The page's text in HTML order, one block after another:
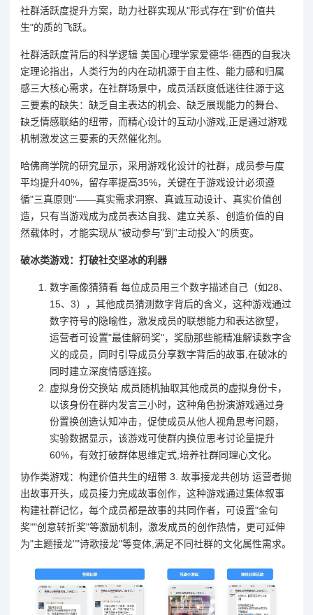
社群活跃度提升方案，助力社群实现从"形式存在"到"价值共
生"的质的飞跃。
社群活跃度背后的科学逻辑 美国心理学家爱德华·德西的自我决
定理论指出，人类行为的内在动机源于自主性、能力感和归属
感三大核心需求，在社群场景中，成员活跃度低迷往往源于这
三要素的缺失：缺乏自主表达的机会、缺乏展现能力的舞台、
缺乏情感联结的纽带，而精心设计的互动小游戏,正是通过游戏
机制激发这三要素的天然催化剂。
哈佛商学院的研究显示，采用游戏化设计的社群，成员参与度
平均提升40%，留存率提高35%，关键在于游戏设计必须遵
循"三真原则"——真实需求洞察、真诚互动设计、真实价值创
造，只有当游戏成为成员表达自我、建立关系、创造价值的自
然载体时，才能实现从"被动参与"到"主动投入"的质变。
破冰类游戏：打破社交坚冰的利器
数字画像猜猜看 每位成员用三个数字描述自己（如28、
15、3），其他成员猜测数字背后的含义，这种游戏通过
数字符号的隐喻性，激发成员的联想能力和表达欲望，
运营者可设置"最佳解码奖"，奖励那些能精准解读数字含
义的成员，同时引导成员分享数字背后的故事,在破冰的
同时建立深度情感连接。
虚拟身份交换站 成员随机抽取其他成员的虚拟身份卡，
以该身份在群内发言三小时，这种角色扮演游戏通过身
份置换创造认知冲击，促使成员从他人视角思考问题，
实验数据显示，该游戏可使群内换位思考讨论量提升
60%，有效打破群体思维定式,培养社群同理心文化。
协作类游戏：构建价值共生的纽带 3. 故事接龙共创坊 运营者抛
出故事开头，成员接力完成故事创作，这种游戏通过集体叙事
构建社群记忆，每个成员都是故事的共同作者，可设置"金句
奖""创意转折奖"等激励机制，激发成员的创作热情，更可延伸
为"主题接龙""诗歌接龙"等变体,满足不同社群的文化属性需求。